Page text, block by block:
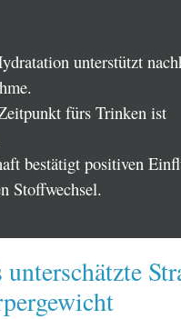
unterstützt
fürs Trinken ist
bestätigt positiven
Stoffwechsel.